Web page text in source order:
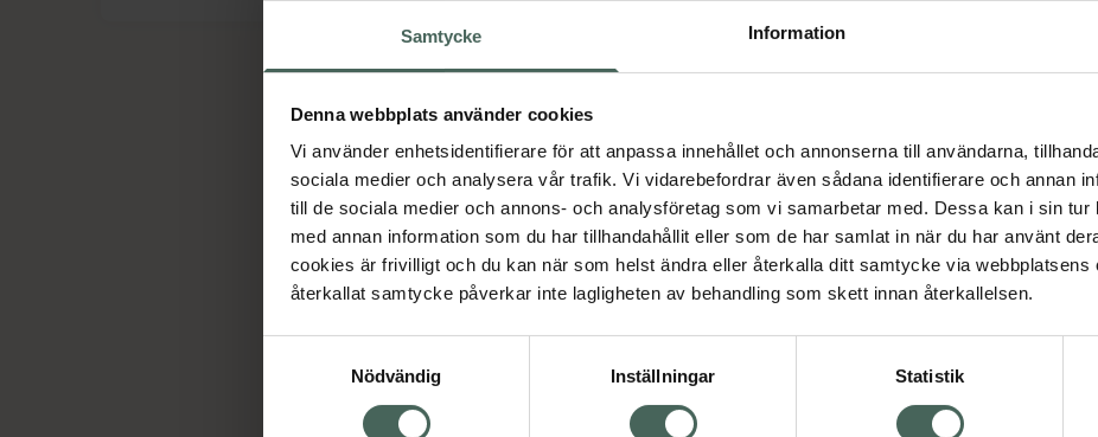
Samtycke Information
Denna webbplats använder cookies
Vi använder enhetsidentifierare för att anpassa innehållet och annonserna till användarna,
sociala medier och analysera vår trafik. Vi vidarebefordrar även sådana identifierare och annan
till de sociala medier och annons- och analysföretag som vi samarbetar med. Dessa kan i sin tur
med annan information som du har tillhandahållit eller som de har samlat in när du har använt
cookies är frivilligt och du kan när som helst ändra eller återkalla ditt samtycke via webbplatsens
återkallat samtycke påverkar inte lagligheten av behandling som skett innan återkallelsen.
Nödvändig
Inställningar Statistik
279 kr 238 kr
Adapt pastastavar